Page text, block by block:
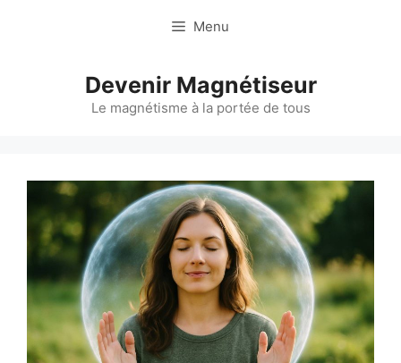
Menu
Devenir Magnétiseur
Le magnétisme à la portée de tous